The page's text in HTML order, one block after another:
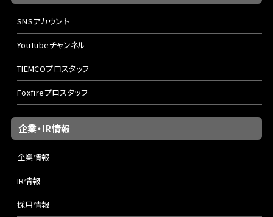
SNSアカウント
YouTubeチャンネル
TIEMCOプロスタッフ
Foxfireプロスタッフ
企業・IR情報
企業情報
IR情報
採用情報